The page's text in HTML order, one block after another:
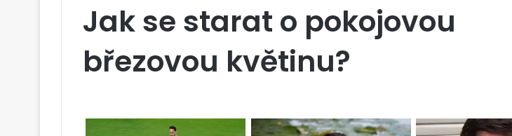
Jak se starat o pokojovou
březovou květinu?